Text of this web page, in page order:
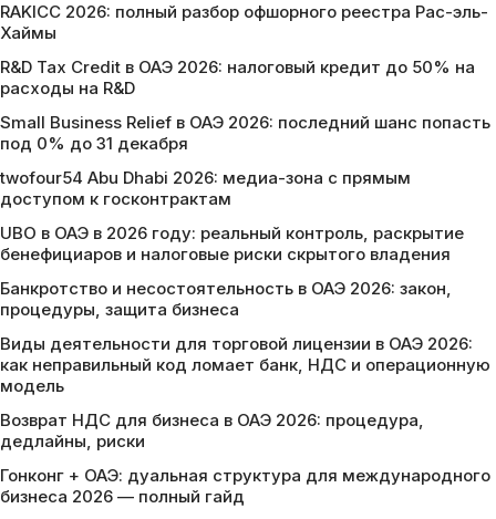
RAKICC 2026: полный разбор офшорного реестра Рас-эль-
Хаймы
R&D Tax Credit в ОАЭ 2026: налоговый кредит до 50% на
расходы на R&D
Small Business Relief в ОАЭ 2026: последний шанс попасть
под 0% до 31 декабря
twofour54 Abu Dhabi 2026: медиа-зона с прямым
доступом к госконтрактам
UBO в ОАЭ в 2026 году: реальный контроль, раскрытие
бенефициаров и налоговые риски скрытого владения
Банкротство и несостоятельность в ОАЭ 2026: закон,
процедуры, защита бизнеса
Виды деятельности для торговой лицензии в ОАЭ 2026:
как неправильный код ломает банк, НДС и операционную
модель
Возврат НДС для бизнеса в ОАЭ 2026: процедура,
дедлайны, риски
Гонконг + ОАЭ: дуальная структура для международного
бизнеса 2026 — полный гайд